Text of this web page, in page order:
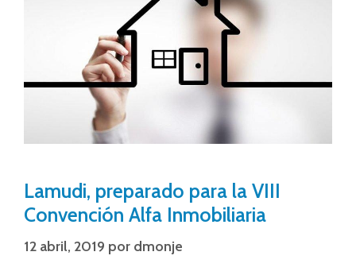
Lamudi, preparado para la VIII
Convención Alfa Inmobiliaria
12 abril, 2019 por dmonje